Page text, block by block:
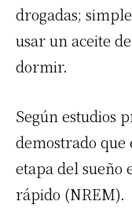
drogadas;
usar un aceite
dormir.
Según estudios
demostrado
etapa del sueño
rápido (NREM).